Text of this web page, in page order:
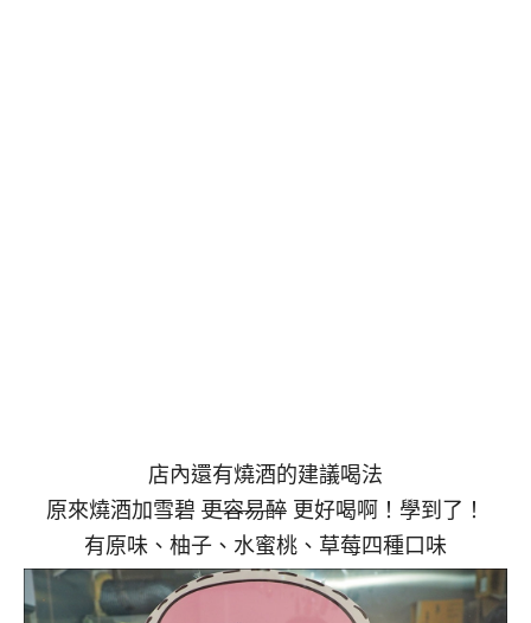
店內還有燒酒的建議喝法
原來燒酒加雪碧 更容易醉 更好喝啊！學到了！
有原味、柚子、水蜜桃、草莓四種口味